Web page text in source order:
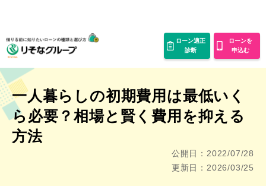
ローン適正
診断
ローンを
申込む
一人暮らしの初期費用は最低いく
ら必要？相場と賢く費用を抑える
方法
公開日：2022/07/28
更新日：2026/03/25